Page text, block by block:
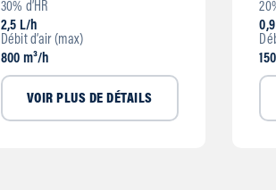
30% d’HR
2,5 L/h
Débit d’air (max)
800 m³/h
VOIR PLUS DE DÉTAILS